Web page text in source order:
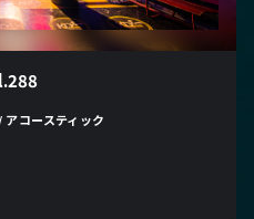
コースティック